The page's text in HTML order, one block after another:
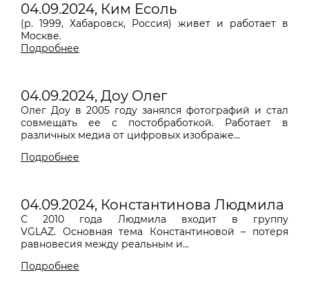
04.09.2024, Ким Есоль
(р. 1999, Хабаровск, Россия) живет и работает в
Москве.
Подробнее
04.09.2024, Доу Олег
Олег Доу в 2005 году занялся фотографий и стал
совмещать ее с постобработкой. Работает в
различных медиа от цифровых изображе...
Подробнее
04.09.2024, Константинова Людмила
С 2010 года Людмила входит в группу
VGLAZ. Основная тема Константиновой – потеря
равновесия между реальным и...
Подробнее